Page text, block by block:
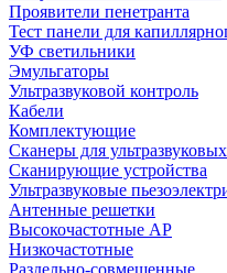
Проявители пенетранта
Тест панели для
УФ светильники
Эмульгаторы
Ультразвуковой контроль
Кабели
Комплектующие
Сканеры для
Сканирующие устройства
Ультразвуковые
Антенные решетки
Высокочастотные АР
Низкочастотные
Раздельно-совмещенные